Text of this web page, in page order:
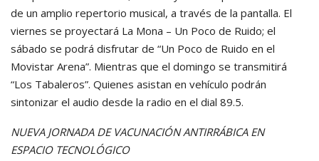
de un amplio repertorio musical, a través de la pantalla. El
viernes se proyectará La Mona – Un Poco de Ruido; el
sábado se podrá disfrutar de “Un Poco de Ruido en el
Movistar Arena”. Mientras que el domingo se transmitirá
“Los Tabaleros”. Quienes asistan en vehículo podrán
sintonizar el audio desde la radio en el dial 89.5.
NUEVA JORNADA DE VACUNACIÓN ANTIRRÁBICA EN
ESPACIO TECNOLÓGICO